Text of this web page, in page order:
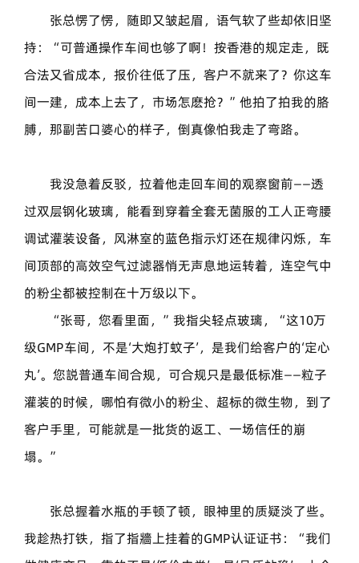
张总愣了愣，随即又皱起眉，语气软了些却依旧坚
持：“可普通操作车间也够了啊！按香港的规定走，既
合法又省成本，报价往低了压，客户不就来了？你这车
间一建，成本上去了，市场怎麽抢？”他拍了拍我的胳
膊，那副苦口婆心的样子，倒真像怕我走了弯路。
我没急着反驳，拉着他走回车间的观察窗前——透
过双层钢化玻璃，能看到穿着全套无菌服的工人正弯腰
调试灌装设备，风淋室的蓝色指示灯还在规律闪烁，车
间顶部的高效空气过滤器悄无声息地运转着，连空气中
的粉尘都被控制在十万级以下。
“张哥，您看里面，”我指尖轻点玻璃，“这10万
级GMP车间，不是‘大炮打蚊子’，是我们给客户的‘定心
丸’。您説普通车间合规，可合规只是最低标准——粒子
灌装的时候，哪怕有微小的粉尘、超标的微生物，到了
客户手里，可能就是一批货的返工、一场信任的崩
塌。”
张总握着水瓶的手顿了顿，眼神里的质疑淡了些。
我趁热打铁，指了指牆上挂着的GMP认证证书：“我们